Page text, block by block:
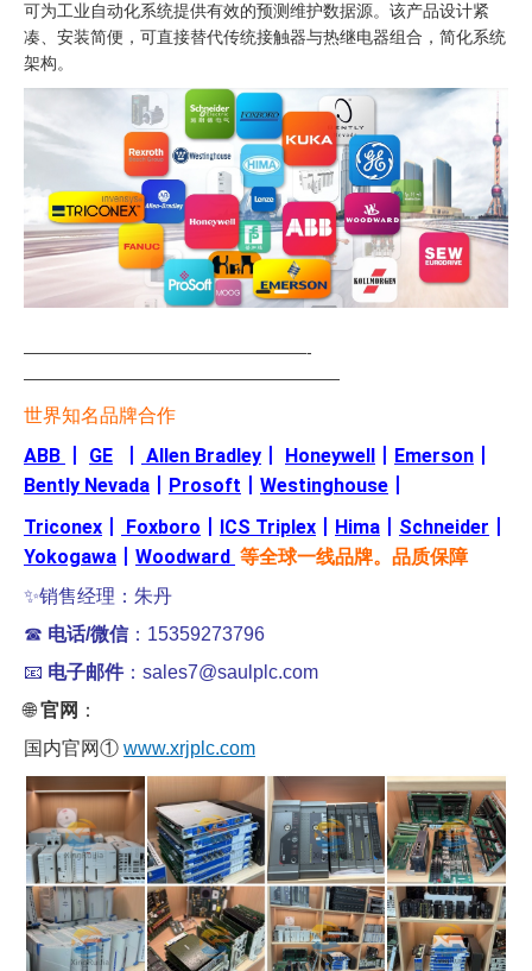
可为工业自动化系统提供有效的预测维护数据源。该产品设计紧
凑、安装简便，可直接替代传统接触器与热继电器组合，简化系统
架构。
—————————————————-
———————————————————
世界知名品牌合作
ABB GE Allen Bradley Honeywell Emerson
Bently Nevada
Prosoft Westinghouse
Triconex
Foxboro ICS Triplex Hima Schneider
Yokogawa
Woodward 等全球一线品牌。品质保障
✨销售经理：朱丹
☎ 电话/微信：15359273796
📧 电子邮件：sales7@saulplc.com
🌐官网 ：
国内官网① www.xrjplc.com